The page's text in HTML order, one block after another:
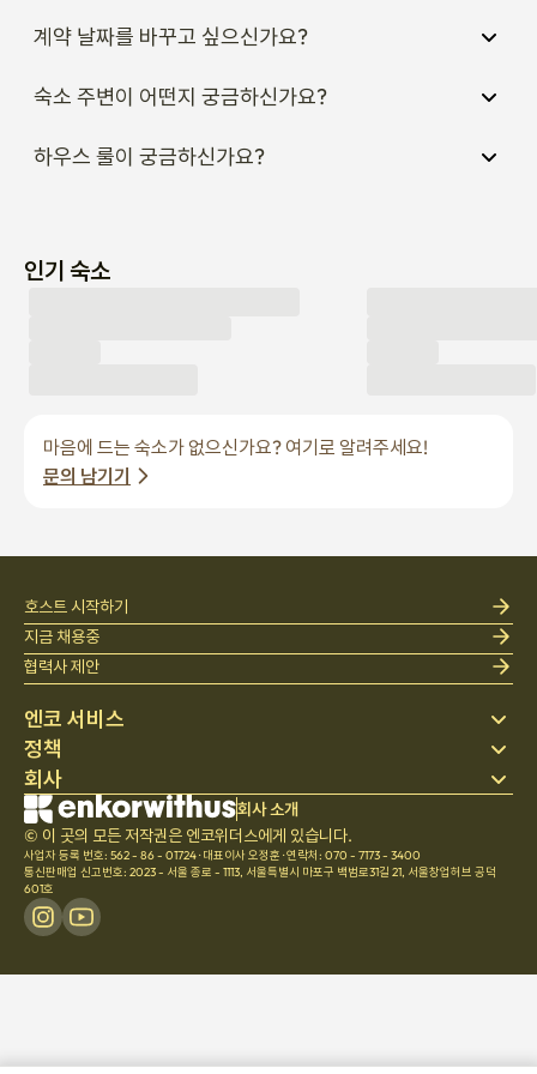
계약 날짜를 바꾸고 싶으신가요?
숙소 주변이 어떤지 궁금하신가요?
하우스 룰이 궁금하신가요?
인기 숙소
마음에 드는 숙소가 없으신가요? 여기로 알려주세요!
문의 남기기
엔코 서비스
스테이 찾기
베딩
블로그
헬프 센터
정책
개인정보 처리방침
이용약관
취소 및 환불정책
회사
회사 소개
채용
팀문화
호스트 시작하기
지금 채용중
협력사 제안
회사 소개
© 이 곳의 모든 저작권은 엔코위더스에게 있습니다.
사업자 등록 번호: 562 - 86 - 01724·대표이사 오정훈 ·연락처: 070 - 7173 - 3400
통신판매업 신고번호: 2023 - 서울 종로 - 1113, 서울특별시 마포구 백범로31길 21, 서울창업허브 공덕
601호